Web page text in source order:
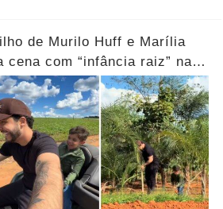
de Murilo Huff e Marília
cena com “infância raiz” na